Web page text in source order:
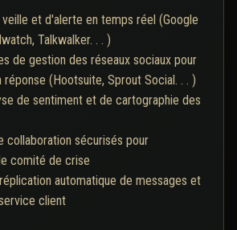
et d'alerte en temps réel (Google
Talkwalker. . . )
de gestion des réseaux sociaux pour
réponse (Hootsuite, Sprout Social. . . )
de sentiment et de cartographie des
collaboration sécurisés pour
comité de crise
automatique de messages et
client